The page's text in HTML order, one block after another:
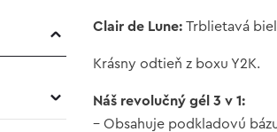
Clair de Lune: Trblietavá
Krásny odtieň z boxu Y2K.
Náš revolučný gél 3 v 1:
– Obsahuje podkladovú